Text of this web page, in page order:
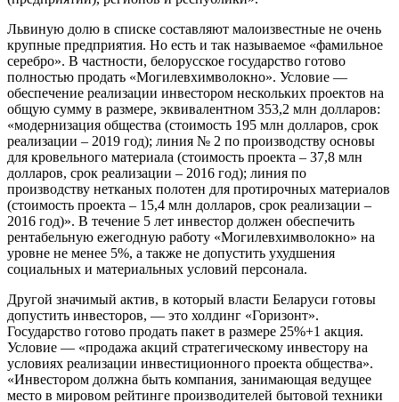
Львиную долю в списке составляют малоизвестные не очень
крупные предприятия. Но есть и так называемое «фамильное
серебро». В частности, белорусское государство готово
полностью продать «Могилевхимволокно». Условие —
обеспечение реализации инвестором нескольких проектов на
общую сумму в размере, эквивалентном 353,2 млн долларов:
«модернизация общества (стоимость 195 млн долларов, срок
реализации – 2019 год); линия № 2 по производству основы
для кровельного материала (стоимость проекта – 37,8 млн
долларов, срок реализации – 2016 год); линия по
производству нетканых полотен для протирочных материалов
(стоимость проекта – 15,4 млн долларов, срок реализации –
2016 год)». В течение 5 лет инвестор должен обеспечить
рентабельную ежегодную работу «Могилевхимволокно» на
уровне не менее 5%, а также не допустить ухудшения
социальных и материальных условий персонала.
Другой значимый актив, в который власти Беларуси готовы
допустить инвесторов, — это холдинг «Горизонт».
Государство готово продать пакет в размере 25%+1 акция.
Условие — «продажа акций стратегическому инвестору на
условиях реализации инвестиционного проекта общества».
«Инвестором должна быть компания, занимающая ведущее
место в мировом рейтинге производителей бытовой техники